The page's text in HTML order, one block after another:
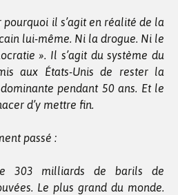
pourquoi il s’agit en réalité de la
lui-même. Ni la drogue. Ni le
». Il s’agit du système du
aux États-Unis de rester la
pendant 50 ans. Et le
d’y mettre fin.
passé :
303 milliards de barils de
Le plus grand du monde.